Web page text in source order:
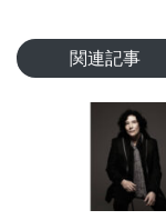
関連記事